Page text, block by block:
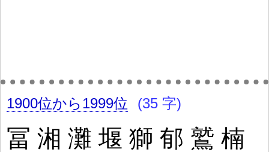
1900位から1999位 (35 字)
冨 湘 灘 堰 獅 郁 鷲 楠